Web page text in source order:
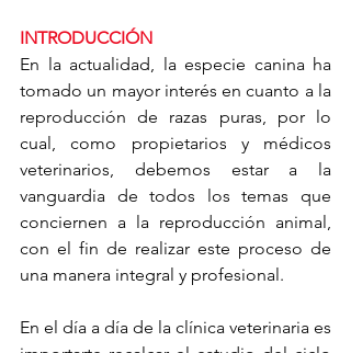
INTRODUCCIÓN
En la actualidad, la especie canina ha
tomado un mayor interés en cuanto a la
reproducción de razas puras, por lo
cual, como propietarios y médicos
veterinarios, debemos estar a la
vanguardia de todos los temas que
conciernen a la reproducción animal,
con el fin de realizar este proceso de
una manera integral y profesional.
En el día a día de la clínica veterinaria es